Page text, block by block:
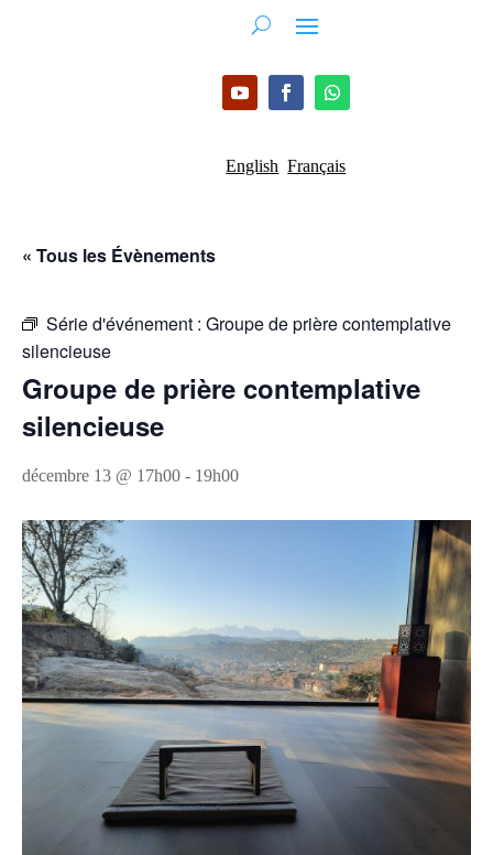
English Français
« Tous les Évènements
Série d'événement : Groupe de prière contemplative
silencieuse
Groupe de prière contemplative
silencieuse
décembre 13 @ 17h00 - 19h00